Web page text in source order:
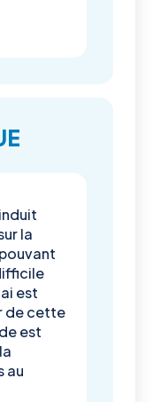
la
est
de cette
est
au